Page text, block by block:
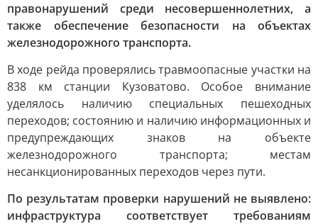
правонарушений среди несовершеннолетних, а
также обеспечение безопасности на объектах
железнодорожного транспорта.
В ходе рейда проверялись травмоопасные участки на
838 км станции Кузоватово. Особое внимание
уделялось наличию специальных пешеходных
переходов; состоянию и наличию информационных и
предупреждающих знаков на объекте
железнодорожного транспорта; местам
несанкционированных переходов через пути.
По результатам проверки нарушений не выявлено:
инфраструктура соответствует требованиям